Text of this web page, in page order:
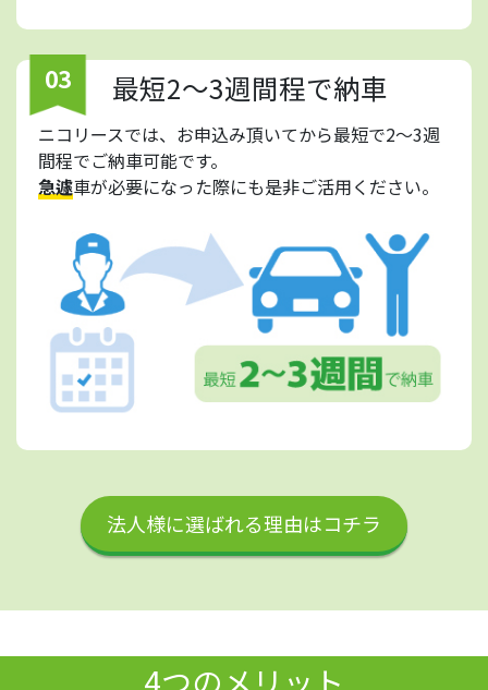
03 最短2～3週間程で納車
ニコリースでは、お申込み頂いてから最短で2～3週
間程でご納車可能です。
急遽車が必要になった際にも是非ご活用ください。
法人様に選ばれる理由はコチラ
4つのメリット